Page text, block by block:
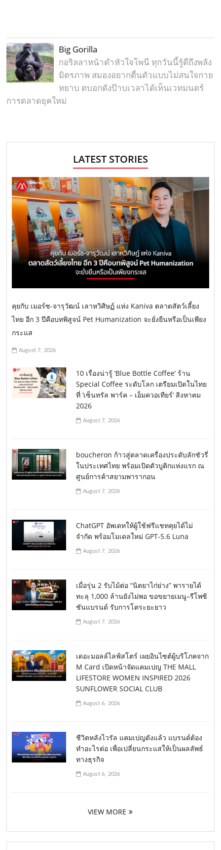
Big Gorilla
กอริลลาหน้าดำหัวใจโพนี ทุกวันนี้รู้ดีถึงพลัง
มิตรภาพ สมองอยากตื่นตัวแบบไม่สนใจกาย
หยาบ ตบอกดังป๊าบเวลาได้เห็นเวทมนตร์
การตลาดยุคใหม่
LATEST STORIES
คุยกับ เมอร์ซ-จารุวัฒน์ เลาหวิศิษฏ์ แห่ง Kaniva ตลาดสัตว์เลี้ยง
ไทย อีก 3 ปีคือบทพิสูจน์ Pet Humanization จะยั่งยืนหรือเป็นเพียง
กระแส
August 7, 2026
10 เรื่องน่ารู้ ‘Blue Bottle Coffee’ ร้าน
Special Coffee ระดับโลก เตรียมเปิดในไทย
ที่ ‘เซ็นทรัล พาร์ค – เอ็มควอเทียร์’ สิงหาคม
2026
August 7, 2026
boucheron ก้าวสู่ตลาดเครื่องประดับลักชัวรี่
ในประเทศไทย พร้อมเปิดตัวบูติกแห่งแรก ณ
ศูนย์การค้าสยามพารากอน
August 7, 2026
ChatGPT อัพเดทให้ผู้ใช้ฟรีแชทคุยได้ไม่
จำกัด พร้อมโมเดลใหม่ GPT-5.6 Luna
August 7, 2026
เมื่อรุ่น 2 รับไม้ต่อ “นิตยาไก่ย่าง” พารายได้
ทะลุ 1,000 ล้านยังไม่พอ ขอขยายเมนู–รีโพซิ
ชันแบรนด์ รับการโตระยะยาว
August 7, 2026
เดอะมอลล์ไลฟ์สโตร์ เผยอินไซต์ผู้บริโภคจาก
M Card เปิดหน้าจัดแคมเปญ THE MALL
LIFESTORE WOMEN INSPIRED 2026
SUNFLOWER SOCIAL CLUB
August 6, 2026
ชีวิตหลังไวรัล แคมเปญดังแล้ว แบรนด์ต้อง
ทำอะไรต่อ เพื่อเปลี่ยนกระแสให้เป็นผลลัพธ์
ทางธุรกิจ
August 6, 2026
VIEW MORE